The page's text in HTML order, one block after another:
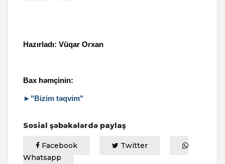
Hazırladı: Vüqar Orxan
Bax həmçinin:
►"Bizim təqvim"
Sosial şəbəkələrdə paylaş
Facebook
Twitter
Whatsapp